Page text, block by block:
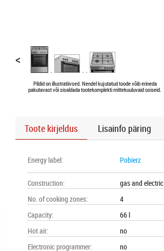
<
Pildid on illustratiivsed. Nendel kujutatud toode võib erineda
pakutavast või sisaldada tootekomplekti mittekuuluvaid osiseid.
Toote kirjeldus Lisainfo päring
Energy label: Pobierz
Construction:
gas and electric
No. of cooking zones:
4
Capacity:
66 l
Hot air:
no
Electronic programmer: no